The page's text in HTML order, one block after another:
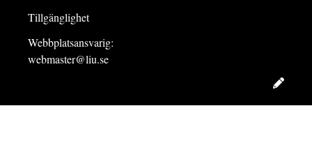
Tillgänglighet
Webbplatsansvarig:
webmaster@liu.se